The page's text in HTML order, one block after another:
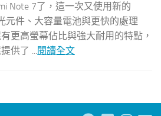
Note 7了，這一次又使用新的
元件、大容量電池與更快的處理
更高螢幕佔比與強大耐用的特點，
供了 ...
閱讀全文